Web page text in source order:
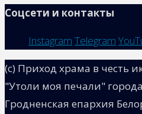
Соцсети и контакты
Instagram Telegram
(с) Приход храма в честь
"Утоли моя печали"
Гродненская епархия